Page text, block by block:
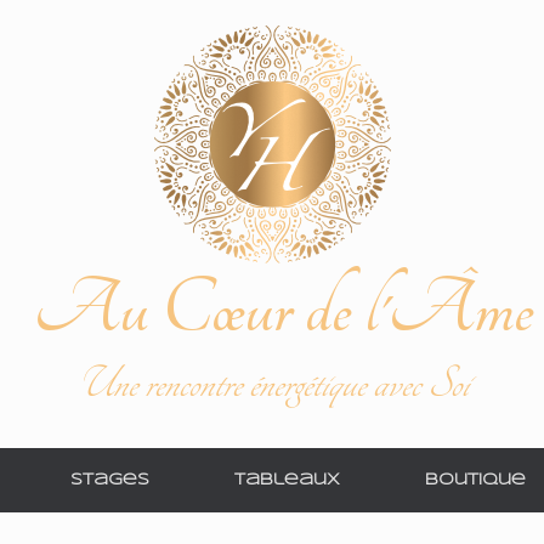
Au Cœur de l'Âme
Une rencontre énergétique avec Soi
Stages Tableaux Boutique